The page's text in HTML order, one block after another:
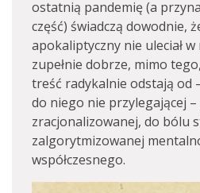
ostatnią pandemię (a
część) świadczą dowodnie,
apokaliptyczny nie uleciał
zupełnie dobrze, mimo
treść radykalnie odstają od
do niego nie przylegającej
zracjonalizowanej, do bólu
zalgorytmizowanej
współczesnego.